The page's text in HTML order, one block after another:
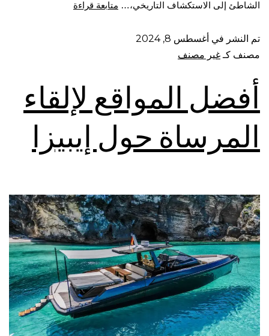
الشاطئ إلى الاستكشاف التاريخي،… متابعة قراءة
تم النشر في أغسطس 8, 2024
مصنف كـ غير مصنف
أفضل المواقع لإلقاء
المرساة حول إيبيزا